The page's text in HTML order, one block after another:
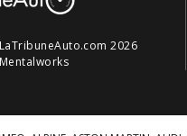
2026
Mentalworks